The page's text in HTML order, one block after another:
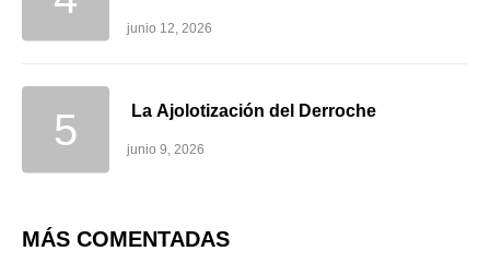
junio 12, 2026
La Ajolotización del Derroche
junio 9, 2026
MÁS COMENTADAS